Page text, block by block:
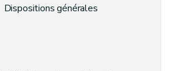
Dispositions générales